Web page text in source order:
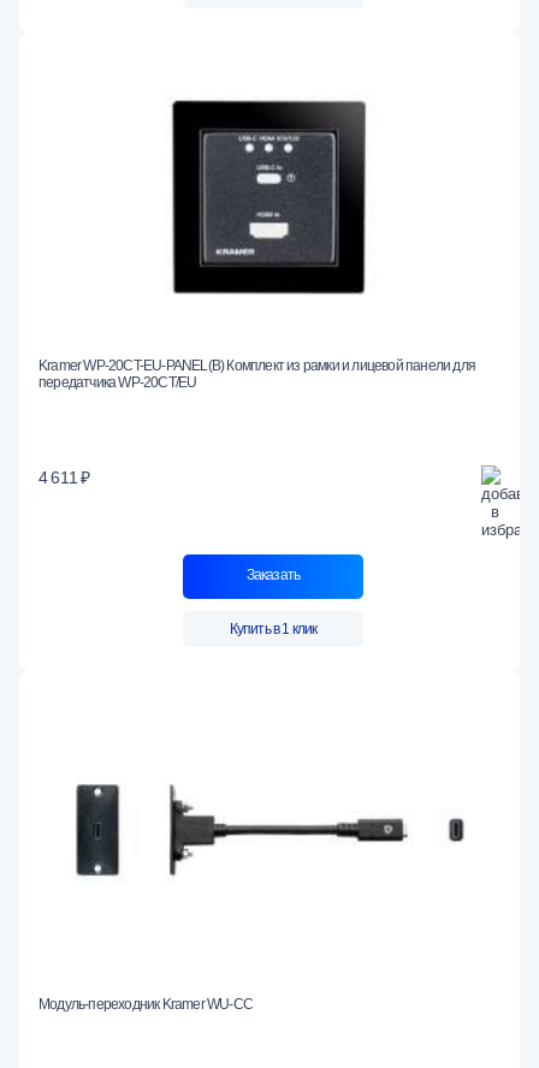
Kramer WP-20CT-EU-PANEL(B) Комплект из рамки и лицевой панели для
передатчика WP-20CT/EU
4 611 ₽
Заказать
Купить в 1 клик
Модуль-переходник Kramer WU-CC